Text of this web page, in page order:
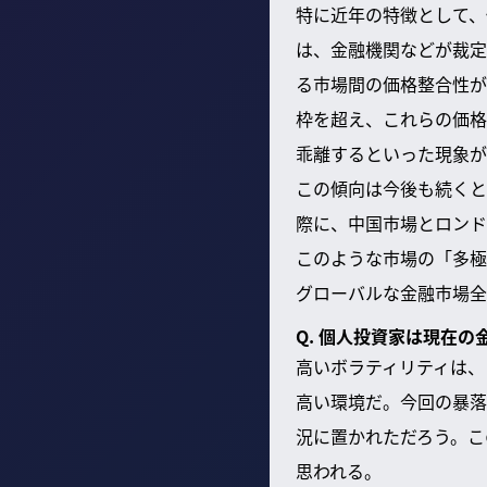
特に近年の特徴として
は、金融機関などが裁
る市場間の価格整合性
枠を超え、これらの価
乖離するといった現象
この傾向は今後も続く
際に、中国市場とロン
このような市場の「多
グローバルな金融市場
Q. 個人投資家は現在の
高いボラティリティは
高い環境だ。今回の暴
況に置かれただろう。
思われる。